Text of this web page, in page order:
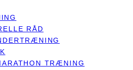
RÅD
TRÆNING